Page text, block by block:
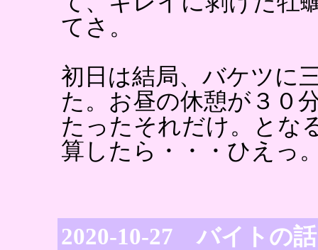
てさ。
初日は結局、バケツに
た。お昼の休憩が３０
たったそれだけ。とな
算したら・・・ひえっ
2020-10-27 バイトの話